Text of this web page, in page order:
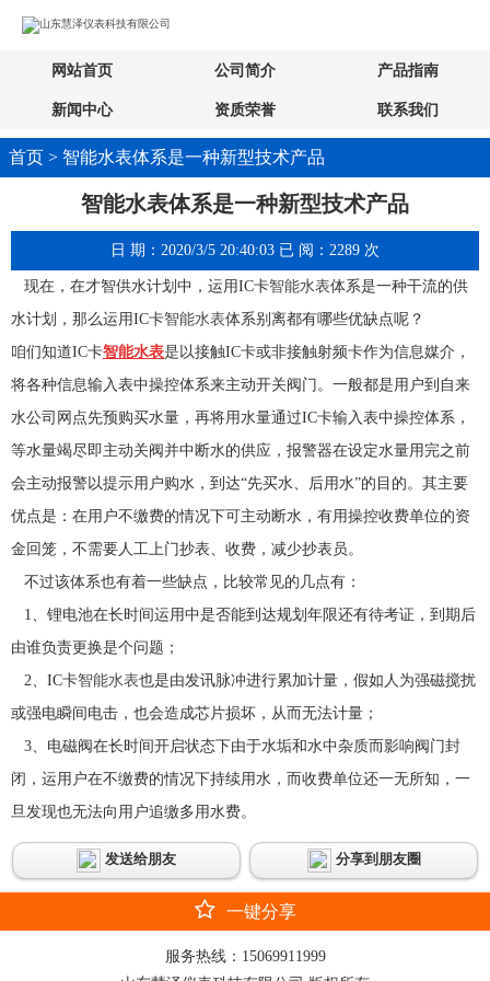
网站首页 公司简介 产品指南
新闻中心 资质荣誉 联系我们
首页 > 智能水表体系是一种新型技术产品
智能水表体系是一种新型技术产品
日 期：2020/3/5 20:40:03 已 阅：2289 次
现在，在才智供水计划中，运用IC卡智能水表体系是一种干流的供
水计划，那么运用IC卡智能水表体系别离都有哪些优缺点呢？
咱们知道IC卡智能水表是以接触IC卡或非接触射频卡作为信息媒介，
将各种信息输入表中操控体系来主动开关阀门。一般都是用户到自来
水公司网点先预购买水量，再将用水量通过IC卡输入表中操控体系，
等水量竭尽即主动关阀并中断水的供应，报警器在设定水量用完之前
会主动报警以提示用户购水，到达“先买水、后用水”的目的。其主要
优点是：在用户不缴费的情况下可主动断水，有用操控收费单位的资
金回笼，不需要人工上门抄表、收费，减少抄表员。
不过该体系也有着一些缺点，比较常见的几点有：
1、锂电池在长时间运用中是否能到达规划年限还有待考证，到期后
由谁负责更换是个问题；
2、IC卡智能水表也是由发讯脉冲进行累加计量，假如人为强磁搅扰
或强电瞬间电击，也会造成芯片损坏，从而无法计量；
3、电磁阀在长时间开启状态下由于水垢和水中杂质而影响阀门封
闭，运用户在不缴费的情况下持续用水，而收费单位还一无所知，一
旦发现也无法向用户追缴多用水费。
发送给朋友 分享到朋友圈
一键分享
服务热线： 15069911999